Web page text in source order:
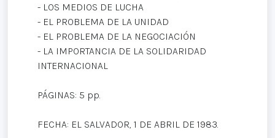
- LOS MEDIOS DE LUCHA
- EL PROBLEMA DE LA UNIDAD
- EL PROBLEMA DE LA NEGOCIACIÓN
- LA IMPORTANCIA DE LA SOLIDARIDAD
INTERNACIONAL
PÁGINAS: 5 pp.
FECHA: EL SALVADOR, 1 DE ABRIL DE 1983.